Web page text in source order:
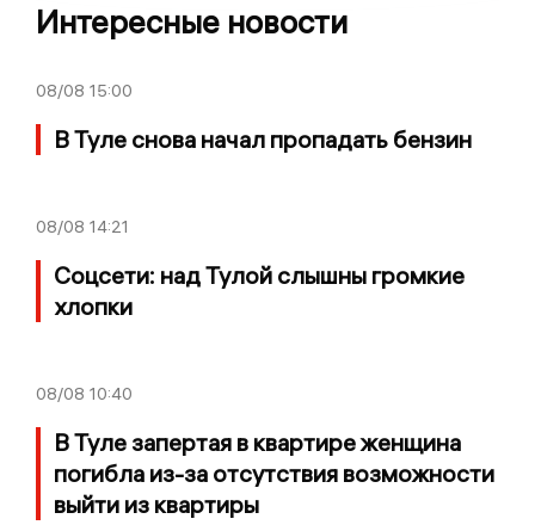
Интересные новости
08/08 15:00
В Туле снова начал пропадать бензин
08/08 14:21
Соцсети: над Тулой слышны громкие
хлопки
08/08 10:40
В Туле запертая в квартире женщина
погибла из-за отсутствия возможности
выйти из квартиры